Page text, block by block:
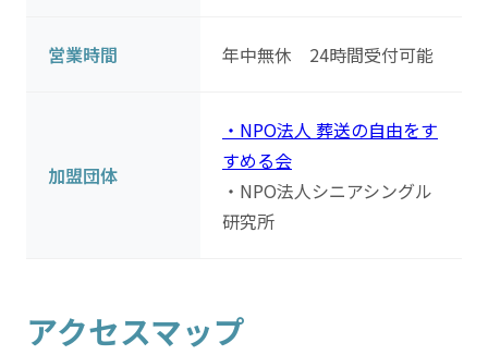
営業時間 年中無休 24時間受付可能
加盟団体
・NPO法人 葬送の自由をす
すめる会
・NPO法人シニアシングル
研究所
アクセスマップ